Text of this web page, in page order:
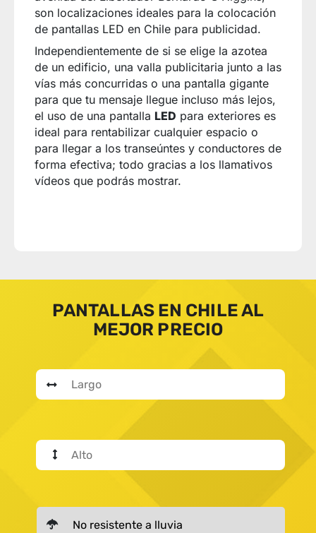
son localizaciones ideales para la colocación
de pantallas LED en Chile para publicidad.
Independientemente de si se elige la azotea
de un edificio, una valla publicitaria junto a las
vías más concurridas o una pantalla gigante
para que tu mensaje llegue incluso más lejos,
el uso de una pantalla LED para exteriores es
ideal para rentabilizar cualquier espacio o
para llegar a los transeúntes y conductores de
forma efectiva; todo gracias a los llamativos
vídeos que podrás mostrar.
PANTALLAS EN CHILE AL
MEJOR PRECIO